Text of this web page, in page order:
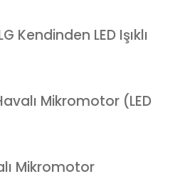
Kendinden LED Işıklı
Mikromotor (LED
Mikromotor